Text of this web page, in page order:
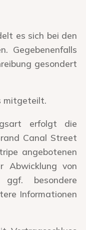
es sich bei den
Gegebenenfalls
gesondert
mitgeteilt.
erfolgt die
Canal Street
angebotenen
Abwicklung von
besondere
Informationen